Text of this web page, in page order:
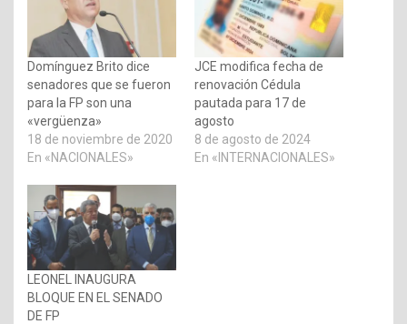
Domínguez Brito dice
senadores que se fueron
para la FP son una
«vergüenza»
18 de noviembre de 2020
En «NACIONALES»
JCE modifica fecha de
renovación Cédula
pautada para 17 de
agosto
8 de agosto de 2024
En «INTERNACIONALES»
LEONEL INAUGURA
BLOQUE EN EL SENADO
DE FP